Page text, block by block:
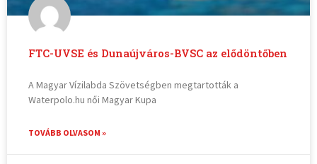
FTC-UVSE és Dunaújváros-BVSC az elődöntőben
A Magyar Vízilabda Szövetségben megtartották a
Waterpolo.hu női Magyar Kupa
TOVÁBB OLVASOM »